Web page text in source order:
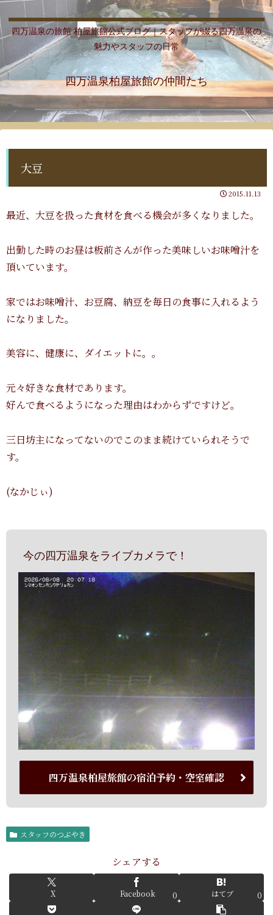
四万温泉の旅館 柏屋旅館公式ブログ｜スタッフが綴る四万温泉の
魅力やスタッフの日常
四万温泉柏屋旅館の仲間たち
大豆
2015.11.13
最近、大豆を扱った食材を食べる機会が多くなりました。
出勤した時のお昼は板前さんが作った美味しいお味噌汁を
頂いています。
家ではお味噌汁、お豆腐、納豆を毎日の食事に入れるよう
になりました。
美容に、健康に、ダイエットに。。
元々好きな食材であります。
好んで食べるようになった理由はわからずですけど。
三日坊主になってないのでこのまま続けていられそうで
す。
(なかじぃ)
今の四万温泉をライブカメラで！
四万温泉柏屋旅館の宿泊予約・空室確認
スタッフのつぶやき
シェアする
X Facebook 0 はてブ 0